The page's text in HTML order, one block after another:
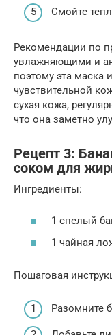
Смойте
Рекомендации по
увлажняющими и
поэтому эта маска
чувствительной
сухая кожа,
что она заметно
Рецепт 3:
соком для
Ингредиенты:
1 спелый
1 чайная
Пошаговая
Разомните